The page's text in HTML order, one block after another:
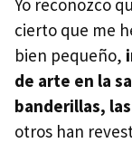
Yo reconozco
cierto que me
bien pequeño,
de arte en la
banderillas,
otros han